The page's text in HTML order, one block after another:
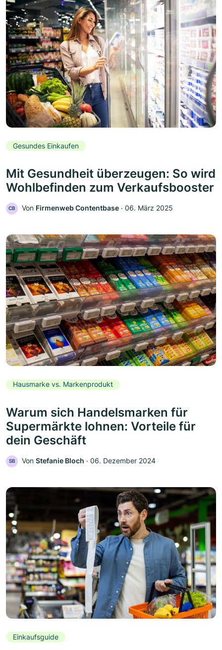
Gesundes Einkaufen
Mit Gesundheit überzeugen: So wird
Wohlbefinden zum Verkaufsbooster
CB Von Firmenweb Contentbase ‧ 06. März 2025
Hausmarke vs. Markenprodukt
Warum sich Handelsmarken für
Supermärkte lohnen: Vorteile für
dein Geschäft
SB Von Stefanie Bloch ‧ 06. Dezember 2024
Einkaufsguide